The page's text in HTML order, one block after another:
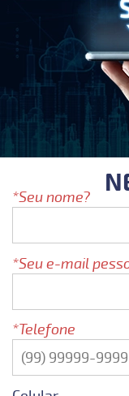
Seu nome?
Seu e-mail
Telefone